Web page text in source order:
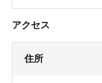
アクセス
住所